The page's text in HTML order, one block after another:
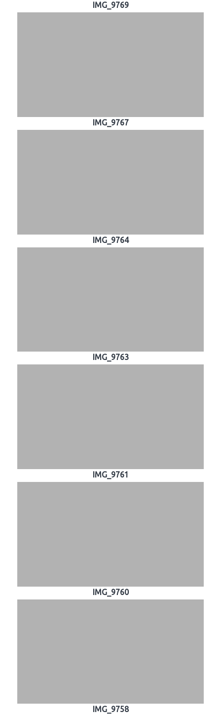
IMG_9769
IMG_9767
IMG_9764
IMG_9763
IMG_9761
IMG_9760
IMG_9758